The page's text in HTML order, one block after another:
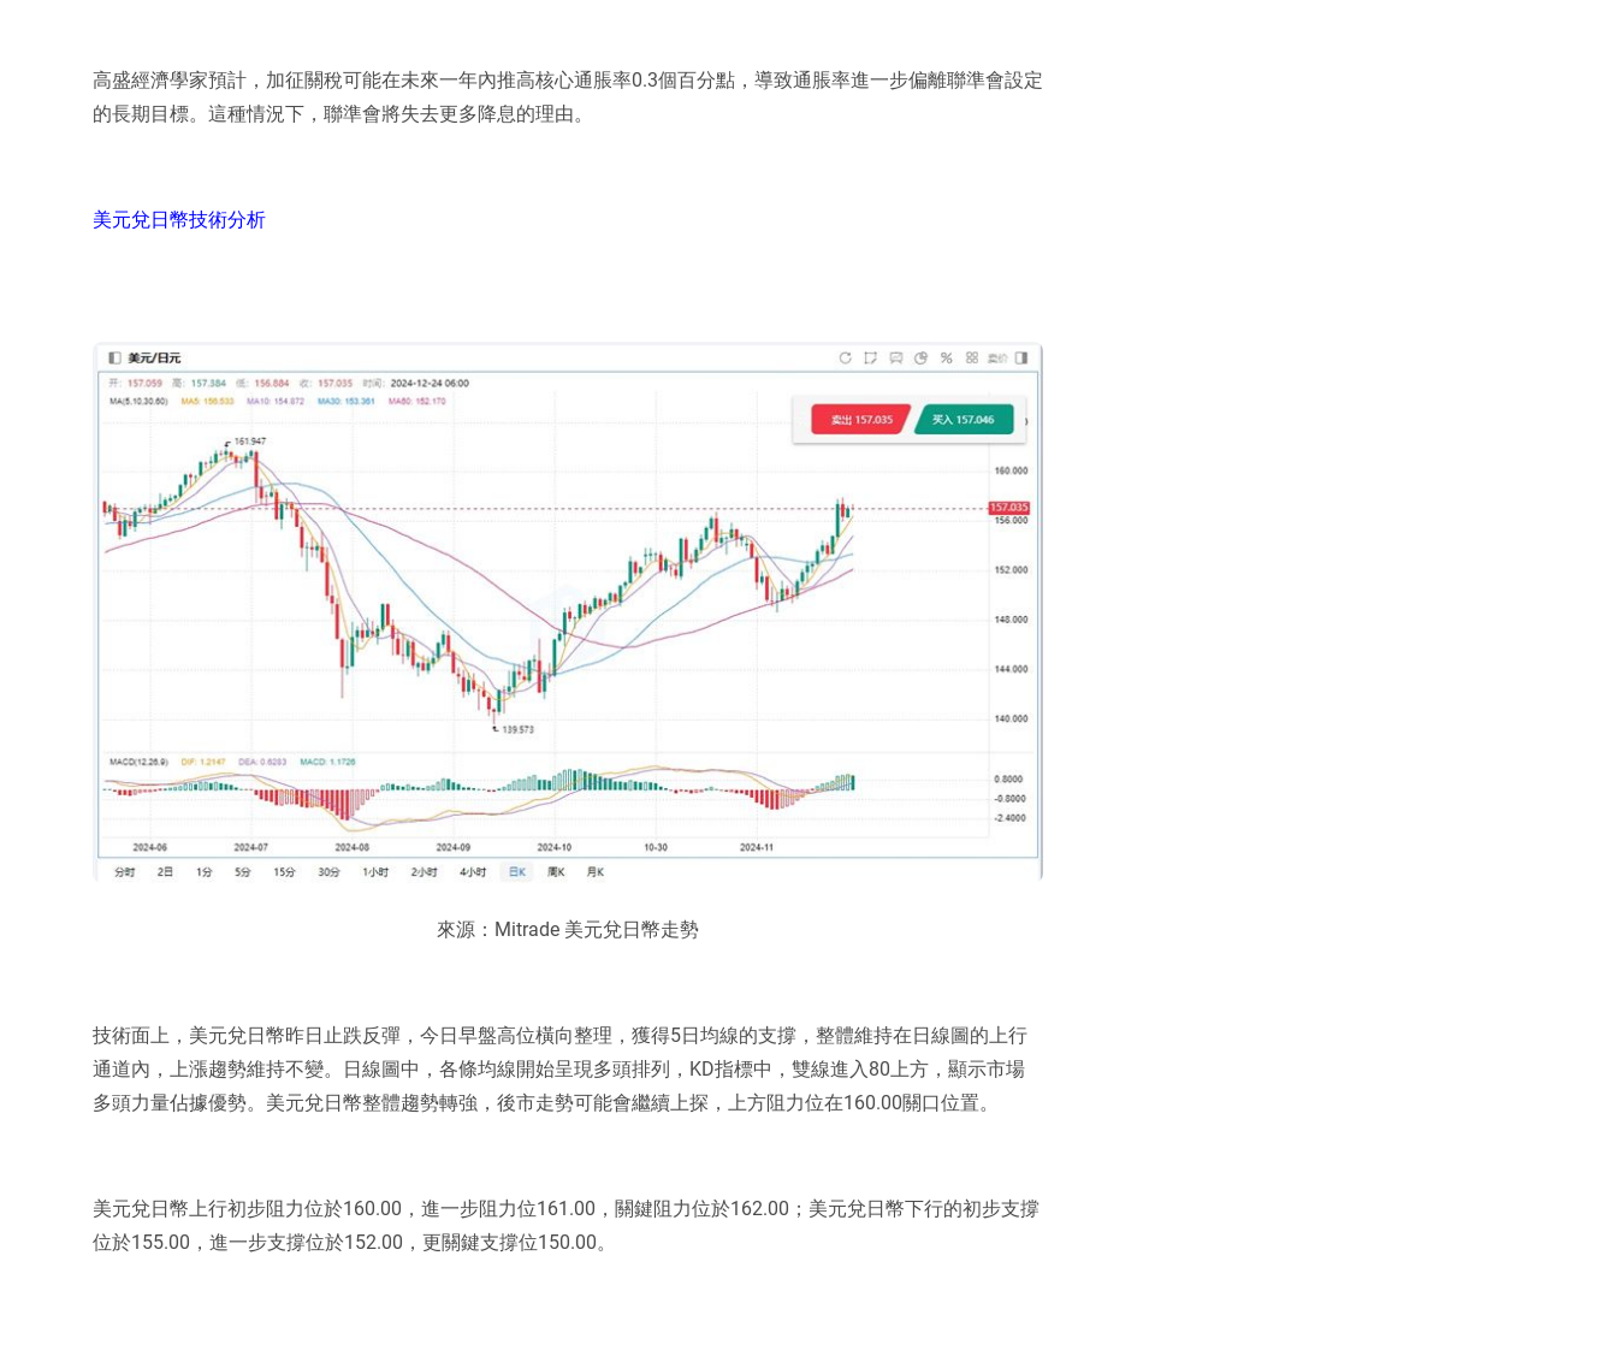
高盛經濟學家預計，加征關稅可能在未來一年內推高核心通脹率0.3個百分點，導致通脹率進一步偏離聯準會設定
的長期目標。這種情況下，聯準會將失去更多降息的理由。
美元兌日幣技術分析
來源：Mitrade 美元兌日幣走勢
技術面上，美元兌日幣昨日止跌反彈，今日早盤高位橫向整理，獲得5日均線的支撐，整體維持在日線圖的上行
通道內，上漲趨勢維持不變。日線圖中，各條均線開始呈現多頭排列，KD指標中，雙線進入80上方，顯示市場
多頭力量佔據優勢。美元兌日幣整體趨勢轉強，後市走勢可能會繼續上探，上方阻力位在160.00關口位置。
美元兌日幣上行初步阻力位於160.00，進一步阻力位161.00，關鍵阻力位於162.00；美元兌日幣下行的初步支撐
位於155.00，進一步支撐位於152.00，更關鍵支撐位150.00。